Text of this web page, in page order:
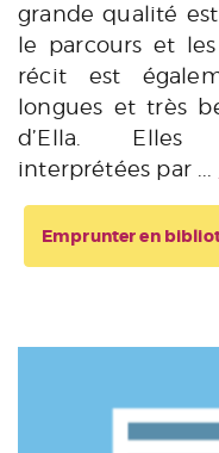
grande qualité
le parcours et
récit est
longues et très
d’Ella. Elles
interprétées par ...
Emprunter en